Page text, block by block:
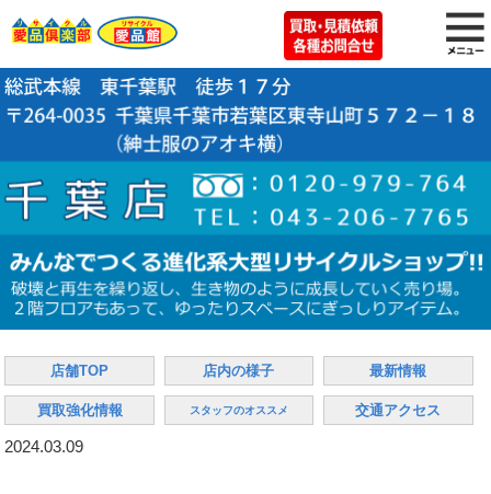
店舗TOP 店内の様子 最新情報
買取強化情報 スタッフのオススメ 交通アクセス
2024.03.09